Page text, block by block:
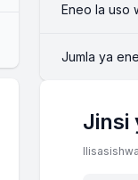
Eneo la uso
Jumla ya
Jinsi